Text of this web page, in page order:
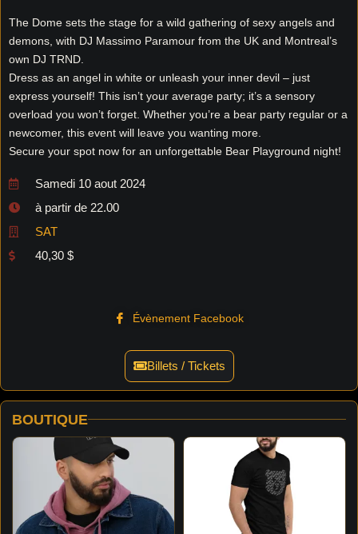
The Dome sets the stage for a wild gathering of sexy angels and
demons, with DJ Massimo Paramour from the UK and Montreal’s
own DJ TRND.
Dress as an angel in white or unleash your inner devil – just
express yourself! This isn’t your average party; it’s a sensory
overload you won’t forget. Whether you’re a bear party regular or a
newcomer, this event will leave you wanting more.
Secure your spot now for an unforgettable Bear Playground night!
Samedi 10 aout 2024
à partir de 22.00
SAT
40,30 $
Évènement Facebook
Billets / Tickets
BOUTIQUE